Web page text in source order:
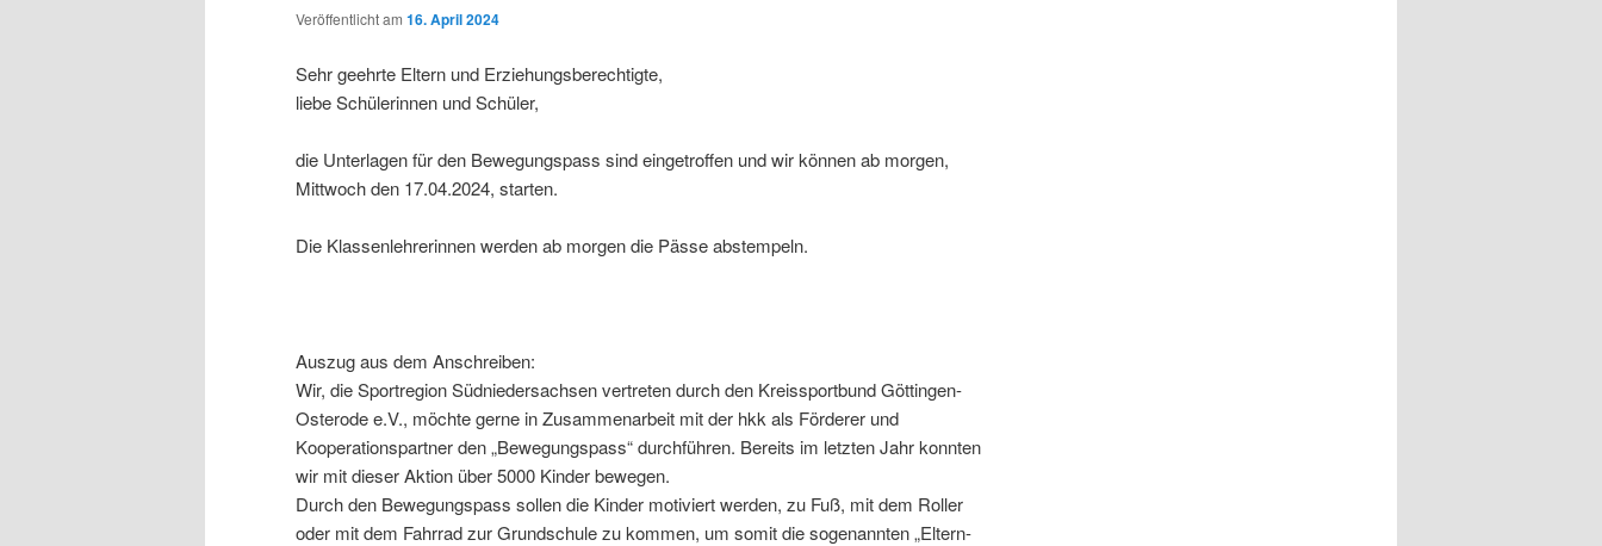
Veröffentlicht am 16. April 2024
Sehr geehrte Eltern und Erziehungsberechtigte,
liebe Schülerinnen und Schüler,
die Unterlagen für den Bewegungspass sind eingetroffen und wir können ab morgen,
Mittwoch den 17.04.2024, starten.
Die Klassenlehrerinnen werden ab morgen die Pässe abstempeln.
Auszug aus dem Anschreiben:
Wir, die Sportregion Südniedersachsen vertreten durch den Kreissportbund Göttingen-
Osterode e.V., möchte gerne in Zusammenarbeit mit der hkk als Förderer und
Kooperationspartner den „Bewegungspass“ durchführen. Bereits im letzten Jahr konnten
wir mit dieser Aktion über 5000 Kinder bewegen.
Durch den Bewegungspass sollen die Kinder motiviert werden, zu Fuß, mit dem Roller
oder mit dem Fahrrad zur Grundschule zu kommen, um somit die sogenannten „Eltern-